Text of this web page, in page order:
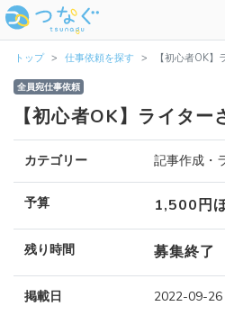
トップ 仕事依頼を探す 【初心者OK
全員宛仕事依頼
【初心者OK】ライタ
カテゴリー 記事作成・
予算 1,500円
残り時間 募集終了
掲載日 2022-09-26